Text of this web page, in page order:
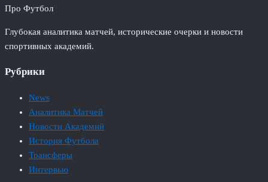
Про Футбол
Глубокая аналитика матчей, исторические очерки и новости
спортивных академий.
Рубрики
News
Аналитика Матчей
Новости Академий
История Футбола
Трансферы
Интервью